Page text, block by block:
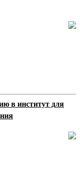
в институт для